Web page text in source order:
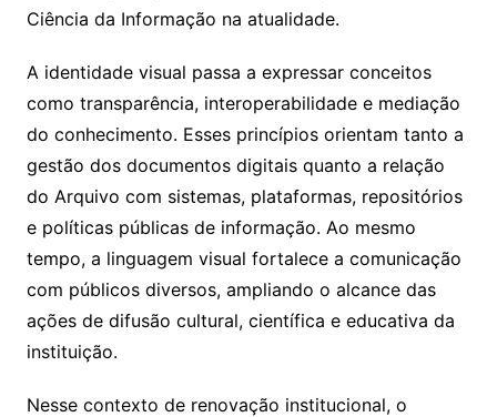
Ciência da Informação na atualidade.
A identidade visual passa a expressar conceitos
como transparência, interoperabilidade e mediação
do conhecimento. Esses princípios orientam tanto a
gestão dos documentos digitais quanto a relação
do Arquivo com sistemas, plataformas, repositórios
e políticas públicas de informação. Ao mesmo
tempo, a linguagem visual fortalece a comunicação
com públicos diversos, ampliando o alcance das
ações de difusão cultural, científica e educativa da
instituição.
Nesse contexto de renovação institucional, o